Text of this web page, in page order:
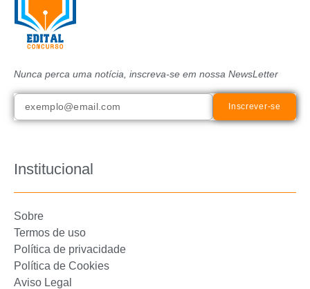
Nunca perca uma notícia, inscreva-se em nossa NewsLetter
Inscrever-se
Institucional
Sobre
Termos de uso
Política de privacidade
Política de Cookies
Aviso Legal